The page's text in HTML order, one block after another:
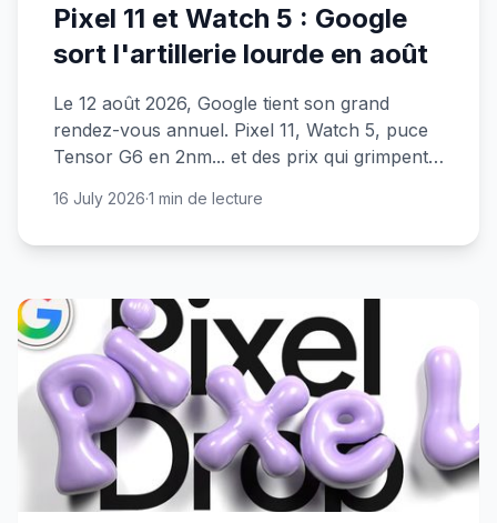
Pixel 11 et Watch 5 : Google
sort l'artillerie lourde en août
Le 12 août 2026, Google tient son grand
rendez-vous annuel. Pixel 11, Watch 5, puce
Tensor G6 en 2nm... et des prix qui grimpent.
16 July 2026·1 min de lecture